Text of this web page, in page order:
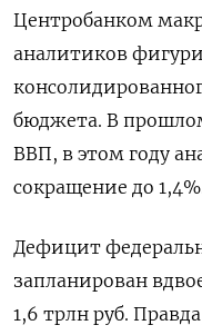
Центробанком
аналитиков
бюджета. В
ВВП, в этом году
сокращение до
Дефицит
запланирован
1,6 трлн руб.